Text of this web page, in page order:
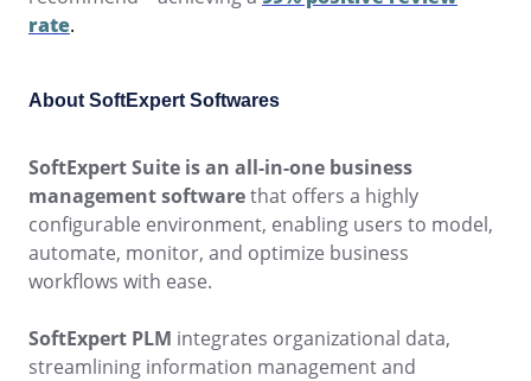
Incident
Knowledge Base
Meeting
MSA
OKR
PDM
Portfolio
Request
Requirement
Inspection
Kanban
ISO 55000
ISO 19011
ISO 13485
ISO 22301
COBIT
rate.
About SoftExpert Softwares
SoftExpert Suite is an all-in-one business
management softwarethat offers a highly
configurable environment, enabling users to model,
automate, monitor, and optimize business
workflows with ease.
SoftExpert PLM integrates organizational data,
streamlining information management and